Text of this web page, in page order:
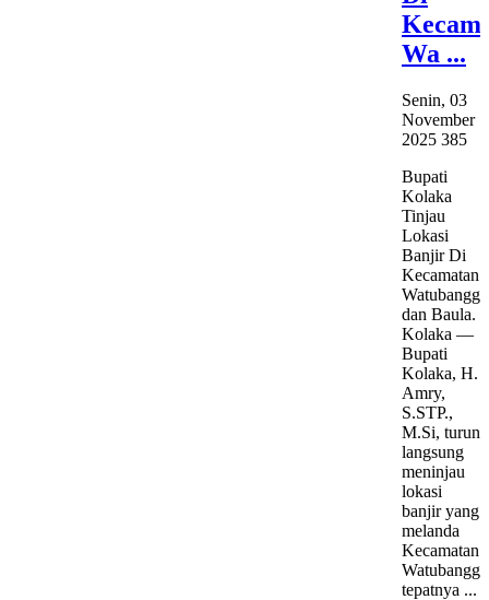
Wa ...
Senin, 03
November
2025 385
Bupati
Kolaka
Tinjau
Lokasi
Banjir Di
Kecamatan
Watubangga
dan Baula.
Kolaka —
Bupati
Kolaka, H.
Amry,
S.STP.,
M.Si, turun
langsung
meninjau
lokasi
banjir yang
melanda
Kecamatan
Watubangga
tepatnya ...